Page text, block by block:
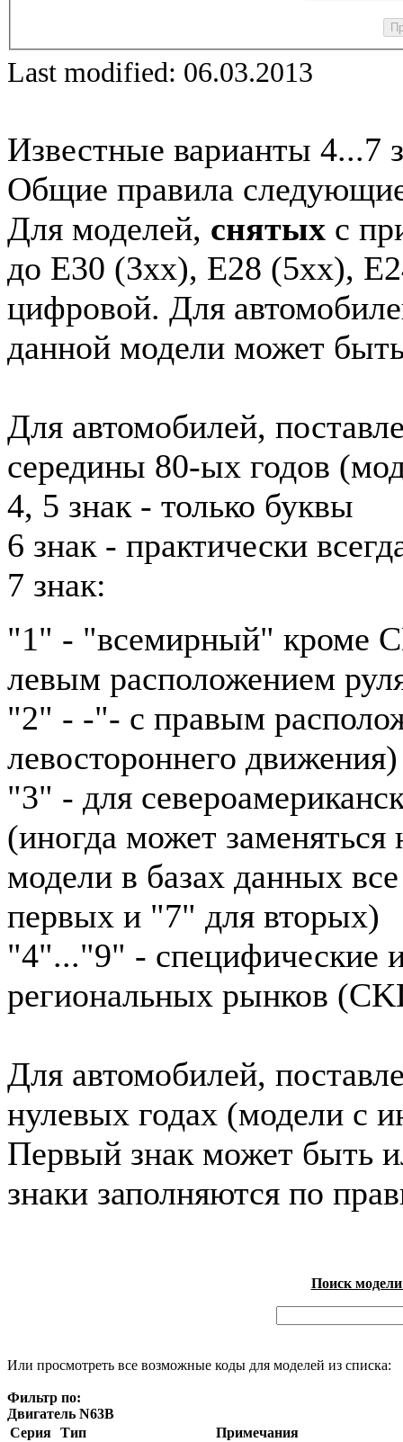
Last modified: 06.03.2013
Известные варианты 4...7
Общие правила
Для моделей, снятых с
до E30 (3xx), E28 (5xx),
цифровой. Для
данной модели может
Для автомобилей,
середины 80-ых годов
4, 5 знак - только буквы
6 знак - практически
7 знак:
"1" - "всемирный" кроме
левым расположением
"2" - -"- с правым
левостороннего движения)
"3" - для
(иногда может
модели в базах данных
первых и "7" для вторых)
"4"..."9" - специфические
региональных рынков
Для автомобилей,
нулевых годах (модели с
Первый знак может быть
знаки заполняются по
Поиск
Или просмотреть все возможные коды для моделей из списка:
Фильтр по:
Двигатель N63B
Серия Тип Примечания